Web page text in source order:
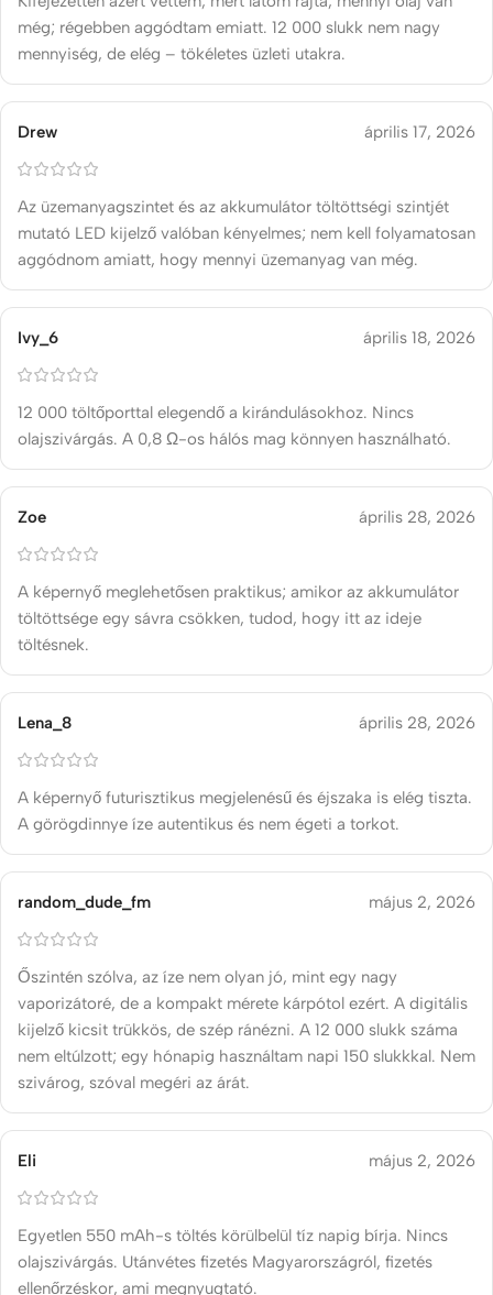
még; régebben aggódtam emiatt. 12 000 slukk nem nagy
mennyiség, de elég – tökéletes üzleti utakra.
Drew április 17, 2026
Az üzemanyagszintet és az akkumulátor töltöttségi szintjét
mutató LED kijelző valóban kényelmes; nem kell folyamatosan
aggódnom amiatt, hogy mennyi üzemanyag van még.
Ivy_6 április 18, 2026
12 000 töltőporttal elegendő a kirándulásokhoz. Nincs
olajszivárgás. A 0,8 Ω-os hálós mag könnyen használható.
Zoe április 28, 2026
A képernyő meglehetősen praktikus; amikor az akkumulátor
töltöttsége egy sávra csökken, tudod, hogy itt az ideje
töltésnek.
Lena_8 április 28, 2026
A képernyő futurisztikus megjelenésű és éjszaka is elég tiszta.
A görögdinnye íze autentikus és nem égeti a torkot.
random_dude_fm május 2, 2026
Őszintén szólva, az íze nem olyan jó, mint egy nagy
vaporizátoré, de a kompakt mérete kárpótol ezért. A digitális
kijelző kicsit trükkös, de szép ránézni. A 12 000 slukk száma
nem eltúlzott; egy hónapig használtam napi 150 slukkkal. Nem
szivárog, szóval megéri az árát.
Eli május 2, 2026
Egyetlen 550 mAh-s töltés körülbelül tíz napig bírja. Nincs
olajszivárgás. Utánvétes fizetés Magyarországról, fizetés
ellenőrzéskor, ami megnyugtató.